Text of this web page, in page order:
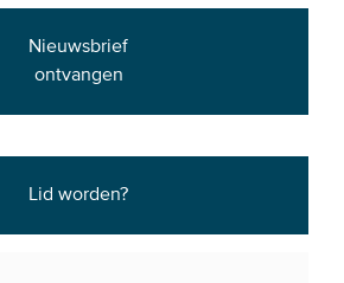
Van leden & partners
MEDIA
Webinars
Nieuwsbrief
ontvangen
Lid worden?